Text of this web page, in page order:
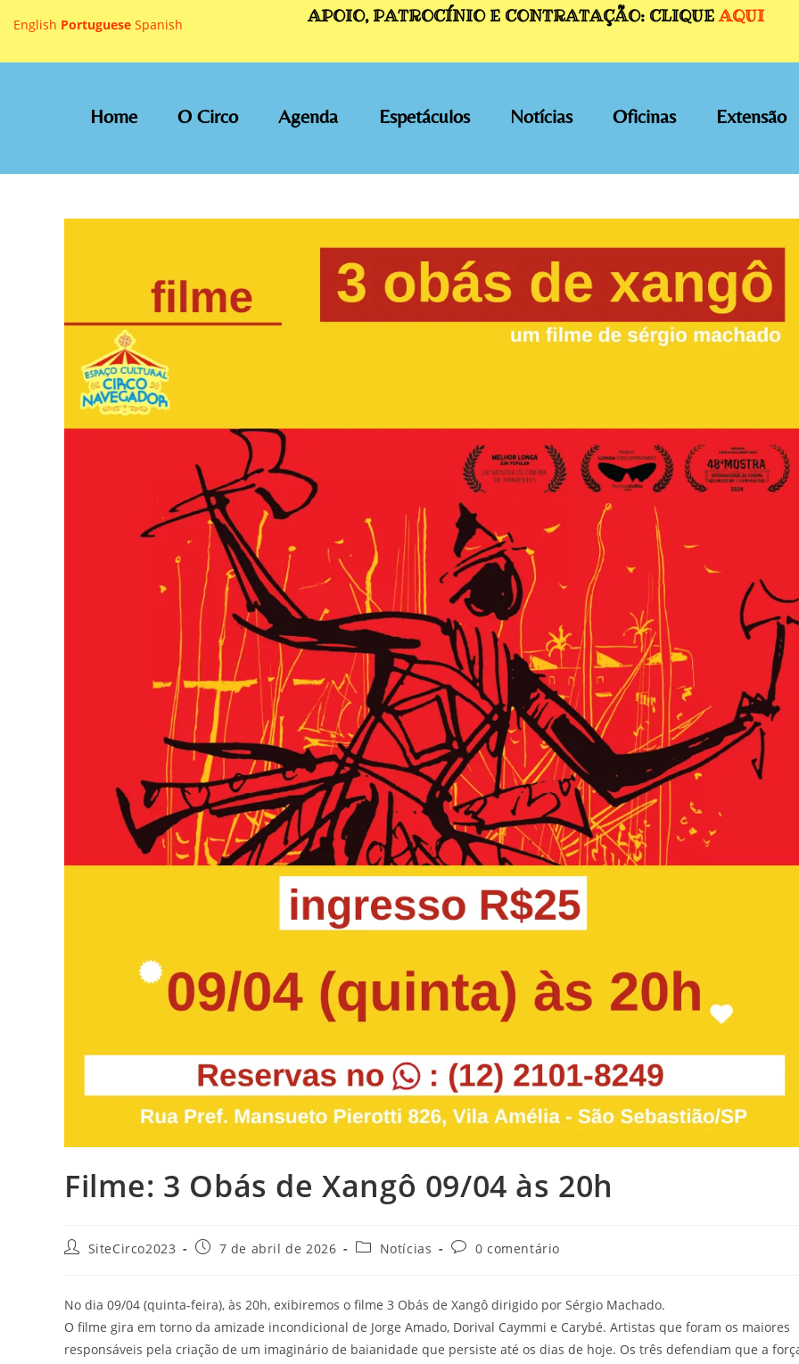
APOIO, PATROCÍNIO E CONTRATAÇÃO: CLIQUEAQUI
Home O Circo Agenda Espetáculos Notícias Oficinas Extensão
Filme: 3 Obás de Xangô 09/04 às 20h
SiteCirco2023 7 de abril de 2026 Notícias 0 comentário
No dia 09/04 (quinta-feira), às 20h, exibiremos o filme 3 Obás de Xangô dirigido por Sérgio Machado.
O filme gira em torno da amizade incondicional de Jorge Amado, Dorival Caymmi e Carybé. Artistas que foram os maiores
responsáveis pela criação de um imaginário de baianidade que persiste até os dias de hoje. Os três defendiam que a
English Portuguese Spanish